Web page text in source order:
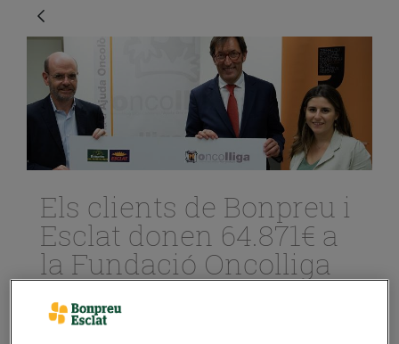
Els clients de Bonpreu i
Esclat donen 64.871€ a
la Fundació Oncolliga